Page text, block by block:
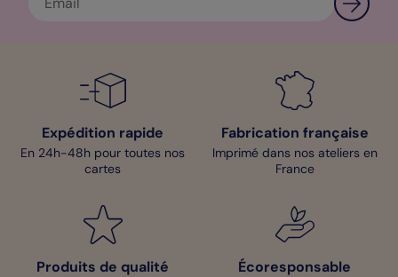
Expédition rapide
En 24h-48h pour toutes nos
cartes
Fabrication française
Imprimé dans nos ateliers en
France
Produits de qualité Écoresponsable